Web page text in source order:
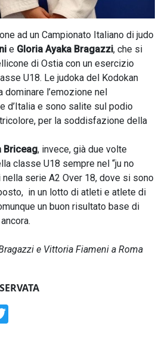
ad un Campionato Italiano di judo
e Gloria Ayaka Bragazzi, che si
di Ostia con un esercizio
U18. Le judoka del Kodokan
dominare l’emozione nel
d’Italia e sono salite sul podio
per la soddisfazione della
Briceag, invece, già due volte
classe U18 sempre nel “ju no
nella serie A2 Over 18, dove si sono
in un lotto di atleti e atlete di
un buon risultato base di
e Vittoria Fiameni a Roma